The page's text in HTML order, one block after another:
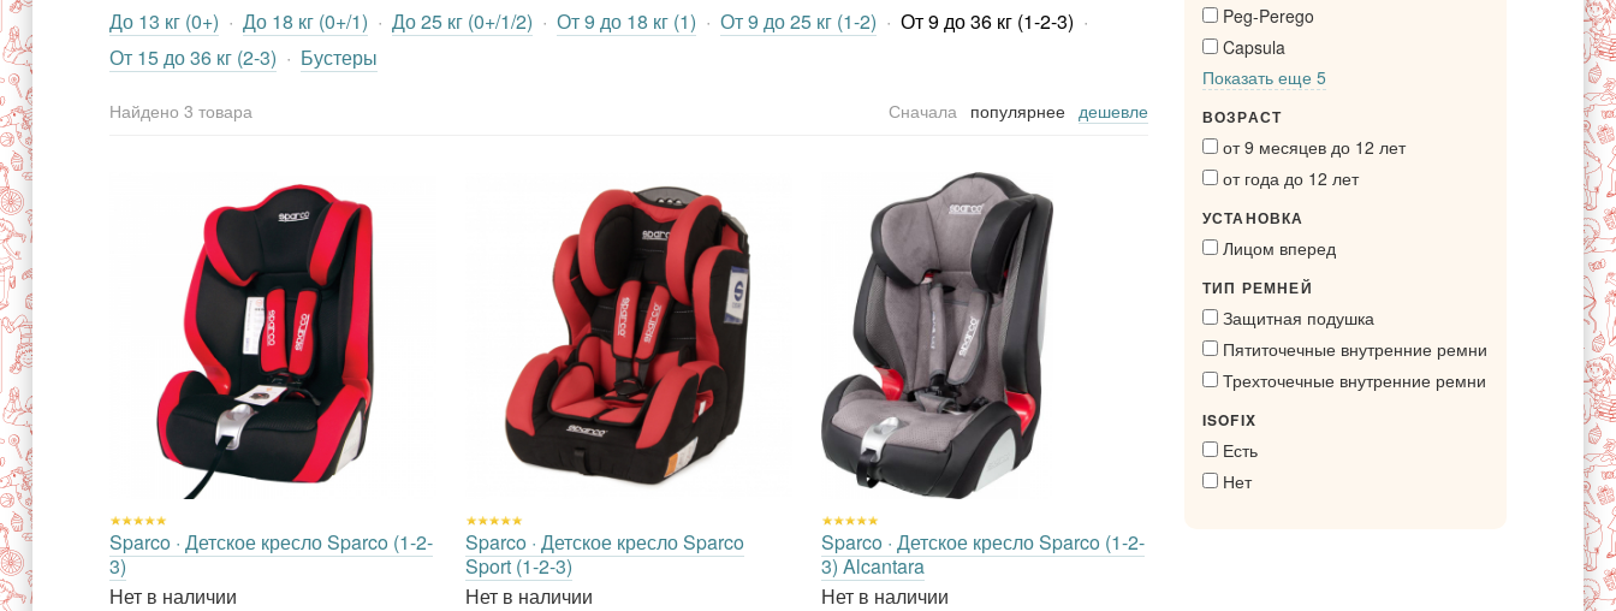
До 13 кг (0+) До 18 кг (0+/1) До 25 кг (0+/1/2) От 9 до 18 кг (1) От 9 до 25 кг (1-2)
От 9 до 36 кг (1-2-3)
От 15 до 36 кг (2-3)
Бустеры
Найдено 3 товара Сначала популярнее дешевле
Sparco · Детское кресло Sparco (1-2-
3)
Нет в наличии
Sparco · Детское кресло Sparco
Sport (1-2-3)
Нет в наличии
Sparco · Детское кресло Sparco (1-2-
3) Alcantara
Нет в наличии
Peg-Perego
Capsula
Показать еще 5
ВОЗРАСТ
от 9 месяцев до 12 лет
от года до 12 лет
УСТАНОВКА
Лицом вперед
ТИП РЕМНЕЙ
Защитная подушка
Пятиточечные внутренние ремни
Трехточечные внутренние ремни
ISOFIX
Есть
Нет